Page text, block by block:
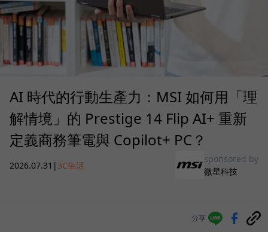
AI 時代的行動生產力：MSI 如何用「理
解情境」的 Prestige 14 Flip AI+ 重新
定義商務筆電與 Copilot+ PC？
2026.07.31 | 3C生活
sponsored by
微星科技
分享